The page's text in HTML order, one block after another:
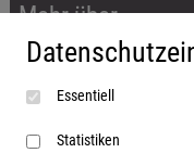
Mehr über...
Impressum
AGB
Datenschutzerklärung
Essentiell
Statistiken